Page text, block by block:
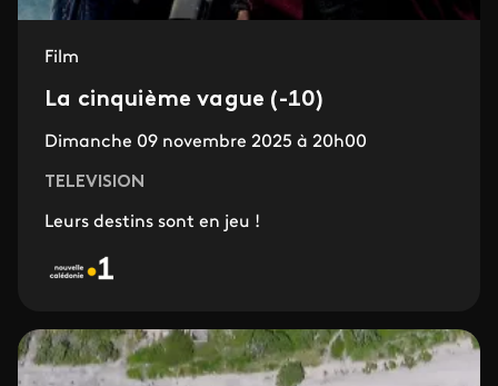
Film
La cinquième vague (-10)
Dimanche 09 novembre 2025 à 20h00
TELEVISION
Leurs destins sont en jeu !